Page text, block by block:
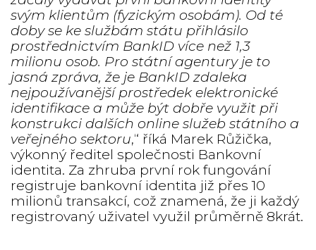
svým klientům (fyzickým osobám). Od té
doby se ke službám státu přihlásilo
prostřednictvím BankID více než 1,3
milionu osob. Pro státní agentury je to
jasná zpráva, že je BankID zdaleka
nejpoužívanější prostředek elektronické
identifikace a může být dobře využit při
konstrukci dalších online služeb státního a
veřejného sektoru,“ říká Marek Růžička,
výkonný ředitel společnosti Bankovní
identita. Za zhruba první rok fungování
registruje bankovní identita již přes 10
milionů transakcí, což znamená, že ji každý
registrovaný uživatel využil průměrně 8krát.